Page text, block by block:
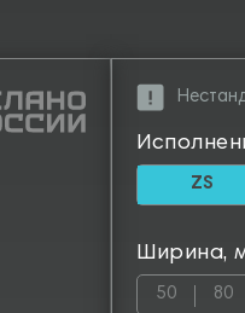
ZS
Ширина,
50 80